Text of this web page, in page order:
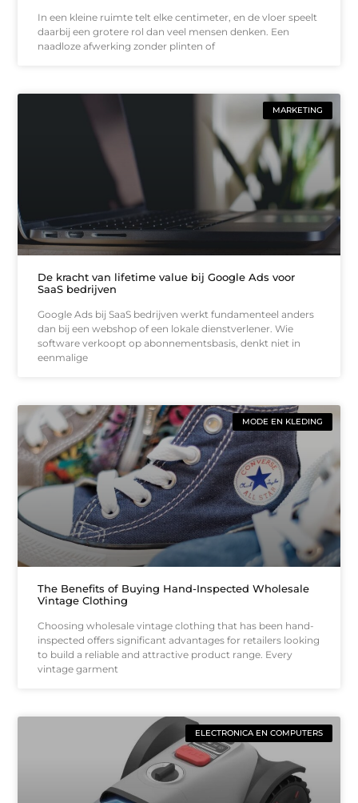
In een kleine ruimte telt elke centimeter, en de vloer speelt
daarbij een grotere rol dan veel mensen denken. Een
naadloze afwerking zonder plinten of
MARKETING
De kracht van lifetime value bij Google Ads voor
SaaS bedrijven
Google Ads bij SaaS bedrijven werkt fundamenteel anders
dan bij een webshop of een lokale dienstverlener. Wie
software verkoopt op abonnementsbasis, denkt niet in
eenmalige
MODE EN KLEDING
The Benefits of Buying Hand-Inspected Wholesale
Vintage Clothing
Choosing wholesale vintage clothing that has been hand-
inspected offers significant advantages for retailers looking
to build a reliable and attractive product range. Every
vintage garment
ELECTRONICA EN COMPUTERS